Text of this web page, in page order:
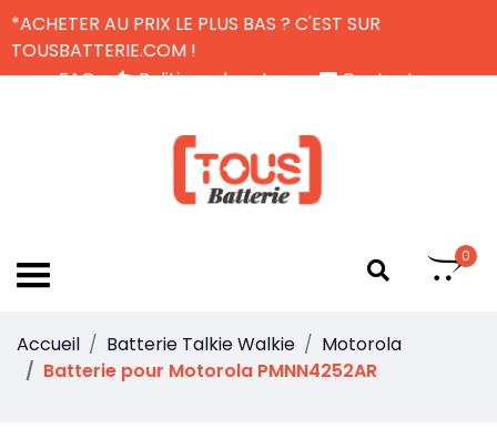
*ACHETER AU PRIX LE PLUS BAS ? C'EST SUR
TOUSBATTERIE.COM !
FAQ
Politique de retour
Contactez-nous
0
Accueil Batterie Talkie Walkie
Motorola
Batterie pour Motorola PMNN4252AR